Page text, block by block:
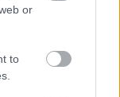
or
to